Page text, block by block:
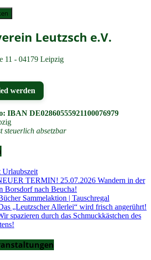
Leutzsch e.V.
11 - 04179 Leipzig
werden
IBAN DE02860555921100076979
steuerlich absetzbar
Urlaubszeit
TERMIN! 25.07.2026 Wandern in der
Borsdorf nach Beucha!
Sammelaktion | Tauschregal
„Leutzscher Allerlei“ wird frisch angerührt!
spazieren durch das Schmuckkästchen des